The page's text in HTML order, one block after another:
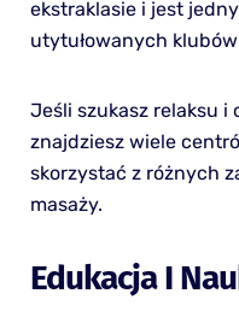
ekstraklasie i jest
utytułowanych
Jeśli szukasz relaksu i
znajdziesz wiele
skorzystać z różnych
masaży.
Edukacja I